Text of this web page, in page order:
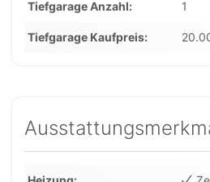
Tiefgarage Anzahl 1
Tiefgarage Kaufpreis